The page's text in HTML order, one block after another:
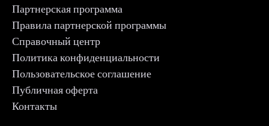
Партнерская программа
Правила партнерской программы
Справочный центр
Политика конфиденциальности
Пользовательское соглашение
Публичная оферта
Контакты